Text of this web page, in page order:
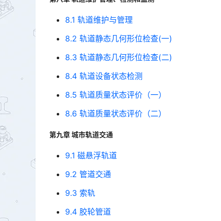
8.1 轨道维护与管理
8.2 轨道静态几何形位检查(一)
8.3 轨道静态几何形位检查(二)
8.4 轨道设备状态检测
8.5 轨道质量状态评价（一）
8.6 轨道质量状态评价（二）
第九章 城市轨道交通
9.1 磁悬浮轨道
9.2 管道交通
9.3 索轨
9.4 胶轮管道